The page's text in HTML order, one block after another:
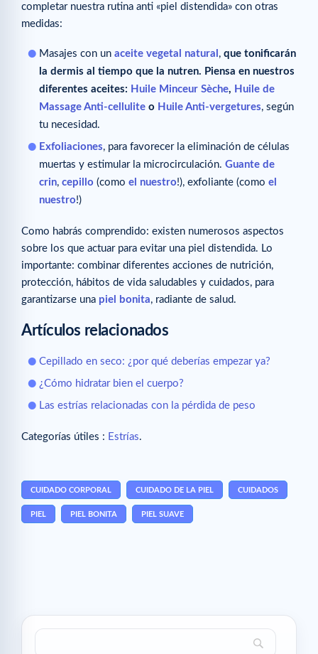
completar nuestra rutina anti «piel distendida» con otras
medidas:
Masajes con un aceite vegetal natural , que tonificarán
la dermis al tiempo que la nutren. Piensa en nuestros
diferentes aceites: Huile Minceur Sèche, Huile de
Massage Anti-cellulite o Huile Anti-vergetures, según
tu necesidad.
Exfoliaciones, para favorecer la eliminación de células
muertas y estimular la microcirculación. Guante de
crin, cepillo (como el nuestro!), exfoliante (como el
nuestro!)
Como habrás comprendido: existen numerosos aspectos
sobre los que actuar para evitar una piel distendida. Lo
importante: combinar diferentes acciones de nutrición,
protección, hábitos de vida saludables y cuidados, para
garantizarse una piel bonita, radiante de salud.
Artículos relacionados
Cepillado en seco: ¿por qué deberías empezar ya?
¿Cómo hidratar bien el cuerpo?
Las estrías relacionadas con la pérdida de peso
Categorías útiles : Estrías.
CUIDADO CORPORAL CUIDADO DE LA PIEL CUIDADOS
PIEL PIEL BONITA PIEL SUAVE